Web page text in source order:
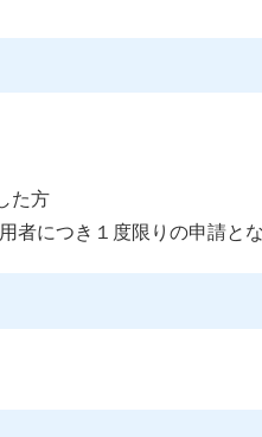
た方
者につき１度限りの申請とな